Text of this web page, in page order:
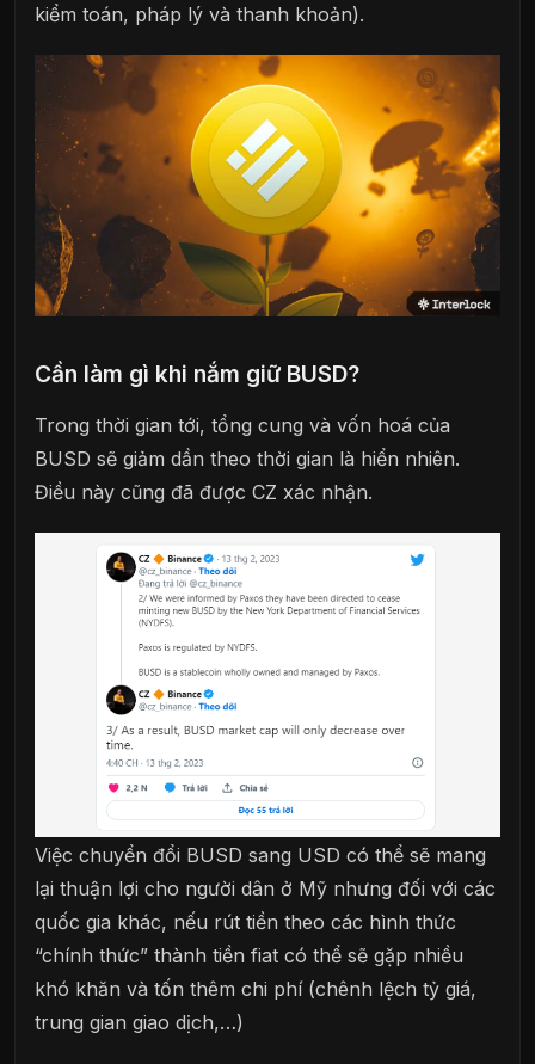
kiểm toán, pháp lý và thanh khoản).
Cần làm gì khi nắm giữ BUSD?
Trong thời gian tới, tổng cung và vốn hoá của
BUSD sẽ giảm dần theo thời gian là hiển nhiên.
Điều này cũng đã được CZ xác nhận.
Việc chuyển đổi BUSD sang USD có thể sẽ mang
lại thuận lợi cho người dân ở Mỹ nhưng đối với các
quốc gia khác, nếu rút tiền theo các hình thức
“chính thức” thành tiền fiat có thể sẽ gặp nhiều
khó khăn và tốn thêm chi phí (chênh lệch tỷ giá,
trung gian giao dịch,…)